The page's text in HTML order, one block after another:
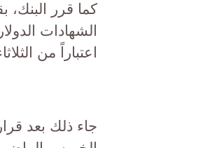
كما قرر البنك،
الشهادات
اعتباراً من الثلاثاء 27 مايو 2025، من خلال جميع فروع البنك وتطبيقاته
جاء ذلك بعد